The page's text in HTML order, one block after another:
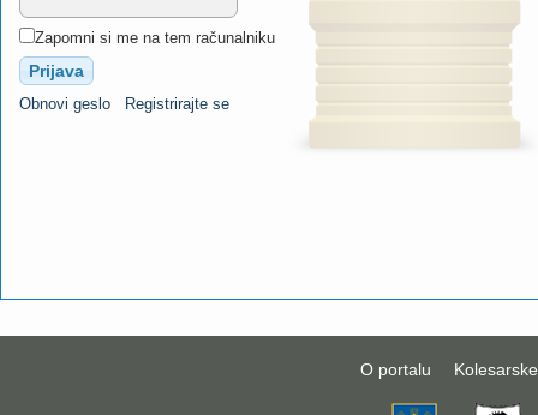
Zapomni si me na tem računalniku
Obnovi geslo Registrirajte se
O portalu